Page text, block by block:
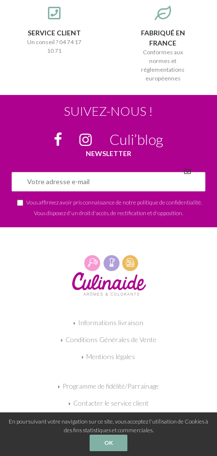
SERVICE CLIENT
Un conseil ? 04 74 17
10 71
FABRIQUÉ EN
FRANCE
Conformes aux
normes et
réglementations
européennes
SUIVEZ-NOUS !
Culi’blog
NEWSLETTER
Vous affirmez avoir pris connaissance de notre politique de confidentialité
Vous disposez d'un droit d'accès, de rectification et d'opposition.
Informations livraison
Conditions Générales de Vente
Mentions légales
Programme de fidélité/Parrainage
Contacter le service client
Mon panier
En poursuivant votre navigation sur ce site, vous acceptez l'utilisation de Cookies à
des fins statistiques et commerciales.
OK